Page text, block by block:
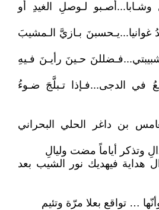
وشـابا...أصـبو لـوصلِ الغيدِ أو
بـازيَّ الـمشيبَ
حـينَ رأيـنَ فـيهِ
في الدجى...فـإذا تـبلَّجَ ضـوءُ
بن داغر الحلي البحراني
وتذكر أياماً مضت وليالِ
هداية فيهديك نور الشيب بعد
… تواقع بعلا مرّة وتئيم